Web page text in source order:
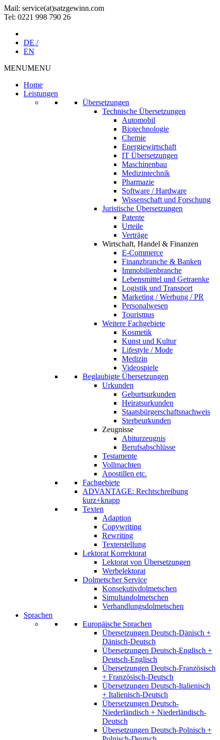
Mail: service(at)satz­gewinn.com
Tel: 0221 998 790 26
DE /
EN
MENUMENU
Home
Leistungen
Übersetzungen
Technische Übersetzungen
Automobil
Biotechnologie
Chemie
Energiewirtschaft
IT Übersetzungen
Maschinenbau
Medizintechnik
Pharmazie
Software / Hardware
Wissenschaft und Forschung
Juristische Übersetzungen
Patente
Urteile
Verträge
Wirtschaft, Handel & Finanzen
E-Commerce
Finanzbranche & Banken
Immobilienbranche
Lebensmittel und Getraenke
Logistik und Transport
Marketing / Werbung / PR
Personalwesen
Tourismus
Weitere Fachgebiete
Kosmetik
Kunst und Kultur
Lifestyle / Mode
Medizin
Videospiele
Beglaubigte Übersetzungen
Urkunden
Geburtsurkunden
Heiratsurkunden
Staatsbürgerschaftsnachweis
Sterbeurkunden
Zeugnisse
Abiturzeugnis
Berufsabschlüsse
Testamente
Vollmachten
Apostillen etc.
Fachgebiete
ADVANTAGE: Rechtschreibung
kurz+knapp
Texten
Adaption
Copywriting
Rewriting
Texterstellung
Lektorat Korrektorat
Lektorat von Übersetzungen
Werbelektorat
Dolmetscher Service
Konsekutivdolmetschen
Simultandolmetschen
Verhandlungsdolmetschen
Sprachen
Europäische Sprachen
Übersetzungen Deutsch-Dänisch +
Dänisch-Deutsch
Übersetzungen Deutsch-Englisch +
Deutsch-Englisch
Übersetzungen Deutsch-Französisch
+ Französisch-Deutsch
Übersetzungen Deutsch-Italienisch
+ Italienisch-Deutsch
Übersetzungen Deutsch-
Niederländisch + Niederländisch-
Deutsch
Übersetzungen Deutsch-Polnisch +